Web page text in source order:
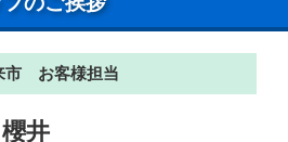
市 お客様担当
櫻井